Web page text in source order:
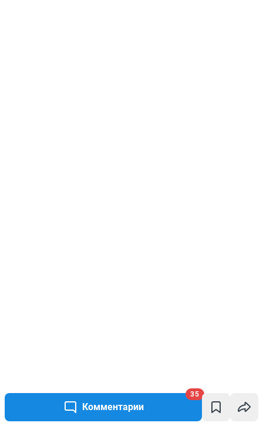
Комментарии
35